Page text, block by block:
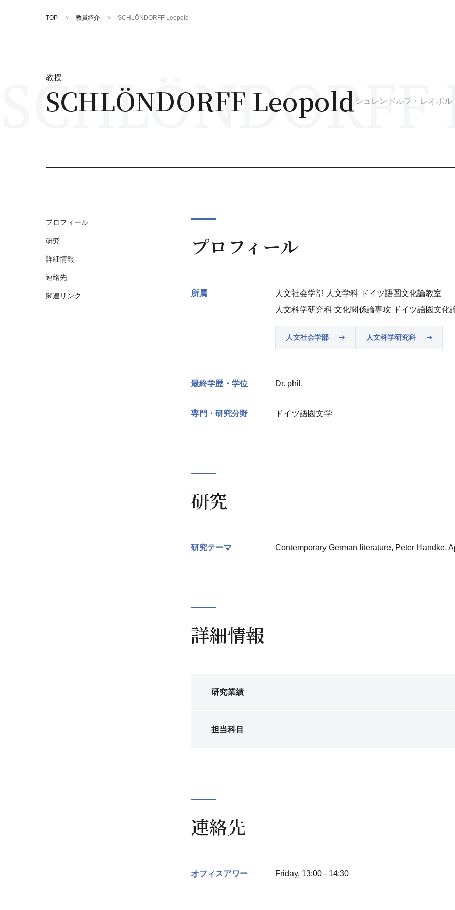
TOP 教員紹介 SCHLÖNDORFF Leopold
教授
SCHLÖNDORFF Leopoldシュレンドルフ・レオポル
プロフィール
所属
人文社会学部 人文学科 ドイツ語圏文化論教室
人文科学研究科 文化関係論専攻 ドイツ語圏文化
人文社会学部 人文科学研究科
最終学歴・学位 Dr. phil.
専門・研究分野 ドイツ語圏文学
研究
研究テーマ Contemporary German literature, Peter Handke,
詳細情報
研究業績
担当科目
連絡先
オフィスアワー Friday, 13:00 - 14:30
プロフィール
研究
詳細情報
連絡先
関連リンク